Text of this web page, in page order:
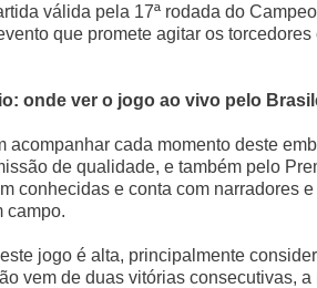
válida pela 17ª rodada do
que promete agitar os
onde ver o jogo ao vivo pelo
acompanhar cada momento deste
de qualidade, e também pelo
conhecidas e conta com narradores
campo.
jogo é alta, principalmente
vem de duas vitórias consecutivas,